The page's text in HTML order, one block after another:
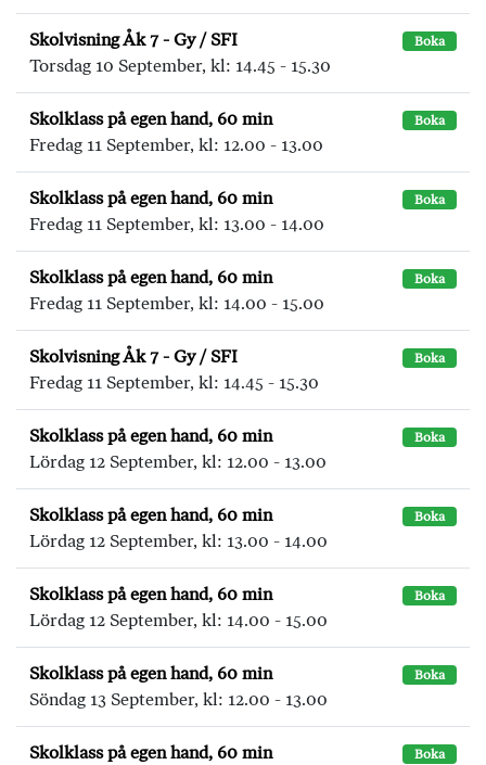
Skolvisning Åk 7 - Gy / SFI Boka
Torsdag 10 September, kl: 14.45 - 15.30
Skolklass på egen hand, 60 min Boka
Fredag 11 September, kl: 12.00 - 13.00
Skolklass på egen hand, 60 min Boka
Fredag 11 September, kl: 13.00 - 14.00
Skolklass på egen hand, 60 min Boka
Fredag 11 September, kl: 14.00 - 15.00
Skolvisning Åk 7 - Gy / SFI Boka
Fredag 11 September, kl: 14.45 - 15.30
Skolklass på egen hand, 60 min Boka
Lördag 12 September, kl: 12.00 - 13.00
Skolklass på egen hand, 60 min Boka
Lördag 12 September, kl: 13.00 - 14.00
Skolklass på egen hand, 60 min Boka
Lördag 12 September, kl: 14.00 - 15.00
Skolklass på egen hand, 60 min Boka
Söndag 13 September, kl: 12.00 - 13.00
Skolklass på egen hand, 60 min Boka